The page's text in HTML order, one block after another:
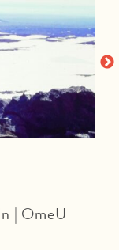
| OmeU